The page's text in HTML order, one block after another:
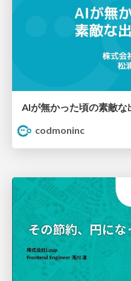
AIが無かった頃の素敵な
codmoninc